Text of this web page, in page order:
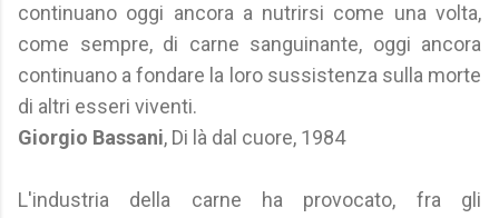
continuano oggi ancora a nutrirsi come una volta,
come sempre, di carne sanguinante, oggi ancora
continuano a fondare la loro sussistenza sulla morte
di altri esseri viventi.
Giorgio Bassani, Di là dal cuore, 1984
L'industria della carne ha provocato, fra gli